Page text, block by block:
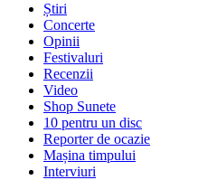
Știri
Concerte
Opinii
Festivaluri
Recenzii
Video
Shop Sunete
10 pentru un disc
Reporter de ocazie
Mașina timpului
Interviuri